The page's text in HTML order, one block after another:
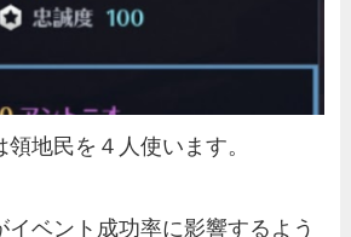
地民を４人使います。
イベント成功率に影響するよう